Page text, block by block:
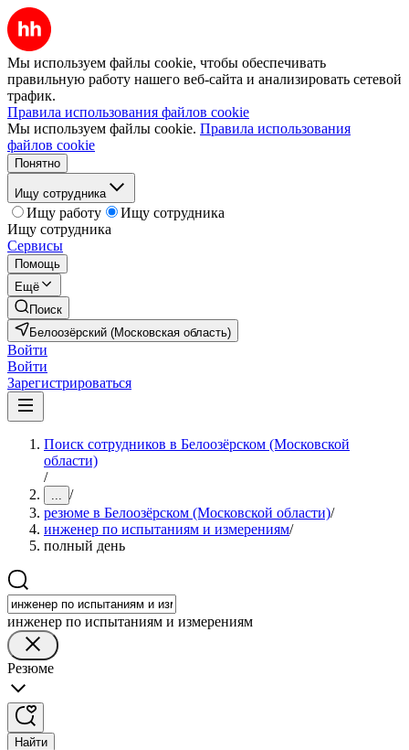
Мы используем файлы cookie, чтобы обеспечивать
правильную работу нашего веб-сайта и анализировать сетевой
трафик.
Правила использования файлов cookie
Мы используем файлы cookie. Правила использования
файлов cookie
Понятно
Ищу сотрудника
Ищу работу
Ищу сотрудника
Ищу сотрудника
Сервисы
Помощь
Ещё
Поиск
Белоозёрский (Московская область)
Войти
Войти
Зарегистрироваться
Поиск сотрудников в Белоозёрском (Московской
области)
/
... /
резюме в Белоозёрском (Московской области)/
инженер по испытаниям и измерениям/
полный день
инженер по испытаниям и измерениям
Резюме
Найти